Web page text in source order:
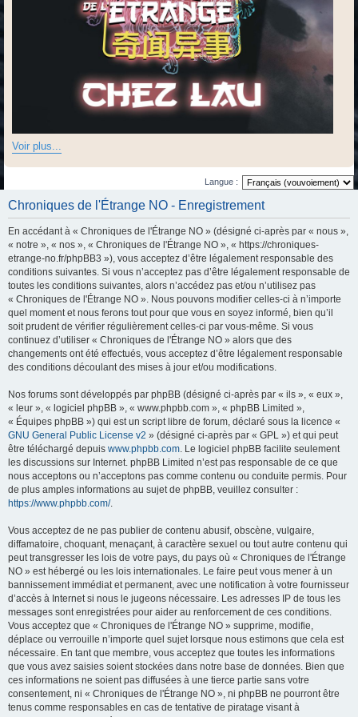
Voir plus...
Langue :
Chroniques de l'Étrange NO - Enregistrement
En accédant à « Chroniques de l'Étrange NO » (désigné ci-après par « nous »,
« notre », « nos », « Chroniques de l'Étrange NO », « https://chroniques-
etrange-no.fr/phpBB3 »), vous acceptez d’être légalement responsable des
conditions suivantes. Si vous n’acceptez pas d’être légalement responsable de
toutes les conditions suivantes, alors n’accédez pas et/ou n’utilisez pas
« Chroniques de l'Étrange NO ». Nous pouvons modifier celles-ci à n’importe
quel moment et nous ferons tout pour que vous en soyez informé, bien qu’il
soit prudent de vérifier régulièrement celles-ci par vous-même. Si vous
continuez d’utiliser « Chroniques de l'Étrange NO » alors que des
changements ont été effectués, vous acceptez d’être légalement responsable
des conditions découlant des mises à jour et/ou modifications.
Nos forums sont développés par phpBB (désigné ci-après par « ils », « eux »,
« leur », « logiciel phpBB », « www.phpbb.com », « phpBB Limited »,
« Équipes phpBB ») qui est un script libre de forum, déclaré sous la licence «
GNU General Public License v2 » (désigné ci-après par « GPL ») et qui peut
être téléchargé depuis www.phpbb.com . Le logiciel phpBB facilite seulement
les discussions sur Internet. phpBB Limited n’est pas responsable de ce que
nous acceptons ou n’acceptons pas comme contenu ou conduite permis. Pour
de plus amples informations au sujet de phpBB, veuillez consulter :
https://www.phpbb.com/.
Vous acceptez de ne pas publier de contenu abusif, obscène, vulgaire,
diffamatoire, choquant, menaçant, à caractère sexuel ou tout autre contenu qui
peut transgresser les lois de votre pays, du pays où « Chroniques de l'Étrange
NO » est hébergé ou les lois internationales. Le faire peut vous mener à un
bannissement immédiat et permanent, avec une notification à votre fournisseur
d’accès à Internet si nous le jugeons nécessaire. Les adresses IP de tous les
messages sont enregistrées pour aider au renforcement de ces conditions.
Vous acceptez que « Chroniques de l'Étrange NO » supprime, modifie,
déplace ou verrouille n’importe quel sujet lorsque nous estimons que cela est
nécessaire. En tant que membre, vous acceptez que toutes les informations
que vous avez saisies soient stockées dans notre base de données. Bien que
ces informations ne soient pas diffusées à une tierce partie sans votre
consentement, ni « Chroniques de l'Étrange NO », ni phpBB ne pourront être
tenus comme responsables en cas de tentative de piratage visant à